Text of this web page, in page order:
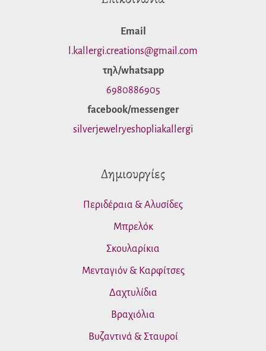
Εmail
l.kallergi.creations@gmail.com
τηλ/whatsapp
6980886905
facebook/messenger
silverjewelryeshopliakallergi
Δημιουργίες
Περιδέραια & Αλυσίδες
Μπρελόκ
Σκουλαρίκια
Μενταγιόν & Καρφίτσες
Δαχτυλίδια
Βραχιόλια
Βυζαντινά & Σταυροί